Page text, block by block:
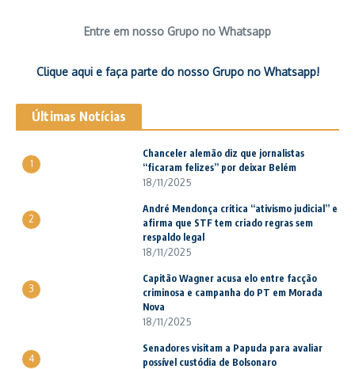
Entre em nosso Grupo no Whatsapp
Clique aqui e faça parte do nosso Grupo no Whatsapp!
Últimas Notícias
1
Chanceler alemão diz que jornalistas
“ficaram felizes” por deixar Belém
18/11/2025
2
André Mendonça critica “ativismo judicial” e
afirma que STF tem criado regras sem
respaldo legal
18/11/2025
3
Capitão Wagner acusa elo entre facção
criminosa e campanha do PT em Morada
Nova
18/11/2025
4
Senadores visitam a Papuda para avaliar
possível custódia de Bolsonaro